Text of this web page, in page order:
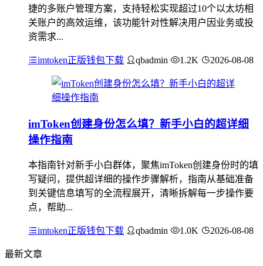
捷的多账户管理方案，支持轻松实现超过10个以太坊相
关账户的高效运维，该功能针对性解决用户因业务或投
资需求...
imtoken正版钱包下载 qbadmin 1.2K 2026-08-08
imToken创建身份怎么填？新手小白的超详细
操作指南
本指南针对新手小白群体，聚焦imToken创建身份时的填
写疑问，提供超详细的操作步骤解析，指南从基础准备
到关键信息填写的全流程展开，清晰拆解每一步操作要
点，帮助...
imtoken正版钱包下载 qbadmin 1.0K 2026-08-08
最新文章